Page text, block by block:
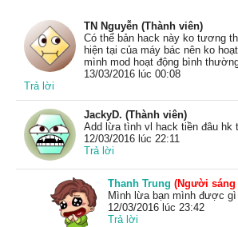
TN Nguyễn (Thành viên)
Có thể bản hack này ko tương
hiện tại của máy bác nên ko
mình mod hoạt động bình
13/03/2016 lúc 00:08
Trả lời
JackyD. (Thành viên)
Add lừa tình vl hack tiền đâu hk
12/03/2016 lúc 22:11
Trả lời
Thanh Trung (Người sáng
Mình lừa bạn mình được gì
12/03/2016 lúc 23:42
Trả lời